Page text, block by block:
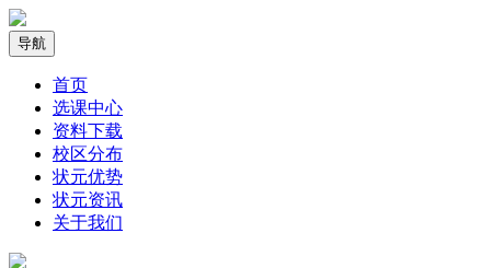
导航
首页
选课中心
资料下载
校区分布
状元优势
状元资讯
关于我们